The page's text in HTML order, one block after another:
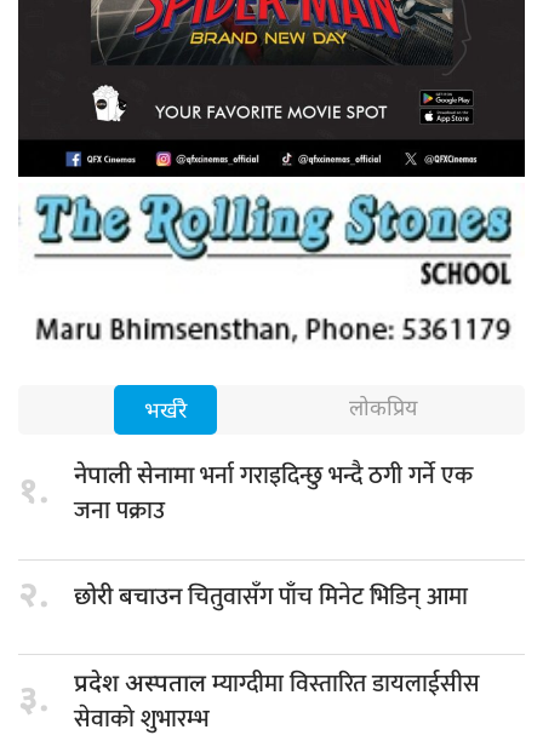
भर्खरै लोकप्रिय
१. नेपाली सेनामाभर्ना गराइदिन्छु भन्दै ठगी गर्ने एक
जना पक्राउ
२. छोरी बचाउनचितुवासँग पाँच मिनेट भिडिन् आमा
३. प्रदेश अस्पतालम्याग्दीमा विस्तारित डायलाईसीस
सेवाको शुभारम्भ